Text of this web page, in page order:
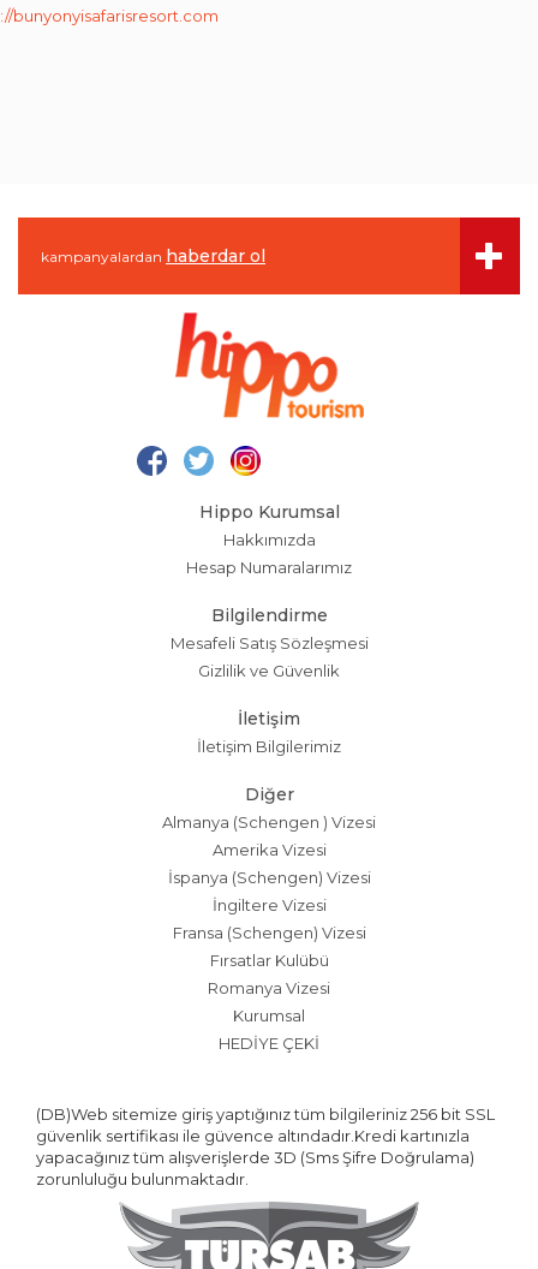
bunyonyisafarisresort.com
kampanyalardan haberdar ol
Hippo Kurumsal
Hakkımızda
Hesap Numaralarımız
Bilgilendirme
Mesafeli Satış Sözleşmesi
Gizlilik ve Güvenlik
İletişim
İletişim Bilgilerimiz
Diğer
Almanya (Schengen ) Vizesi
Amerika Vizesi
İspanya (Schengen) Vizesi
İngiltere Vizesi
Fransa (Schengen) Vizesi
Fırsatlar Kulübü
Romanya Vizesi
Kurumsal
HEDİYE ÇEKİ
(DB)Web sitemize giriş yaptığınız tüm bilgileriniz 256 bit SSL
güvenlik sertifikası ile güvence altındadır.Kredi kartınızla
yapacağınız tüm alışverişlerde 3D (Sms Şifre Doğrulama)
zorunluluğu bulunmaktadır.